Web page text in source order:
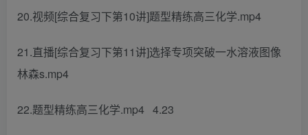
20.视频[综合复习下第10讲]题型精练高三化学.mp4
21.直播[综合复习下第11讲]选择专项突破一水溶液图像
林森s.mp4
22.题型精练高三化学.mp4 4.23